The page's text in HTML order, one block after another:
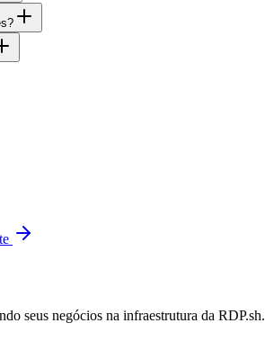
seus negócios na infraestrutura da RDP.sh.